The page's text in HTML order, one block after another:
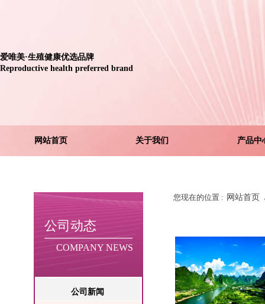
爱唯美·生殖健康优选品牌
Reproductive health preferred brand
网站首页 关于我们 产品中
您现在的位置 : 网站首页
公司动态
COMPANY NEWS
公司新闻